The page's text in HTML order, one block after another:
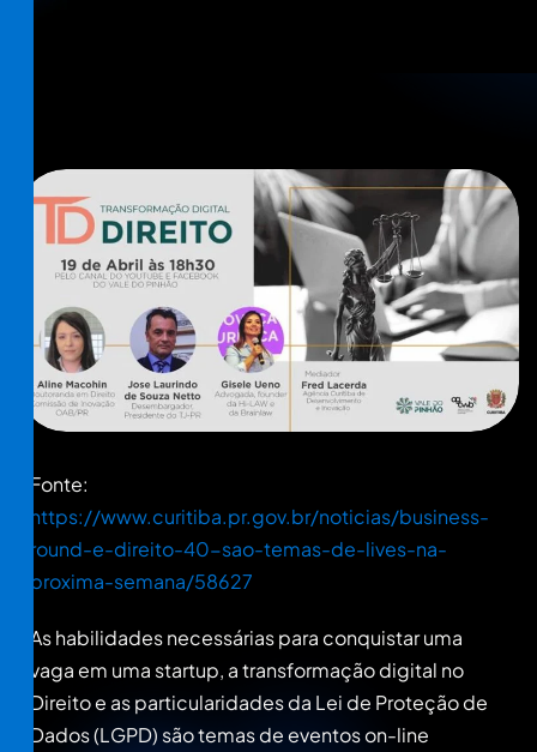
Fonte:
https://www.curitiba.pr.gov.br/noticias/business-
round-e-direito-40-sao-temas-de-lives-na-
proxima-semana/58627
As habilidades necessárias para conquistar uma
vaga em uma startup, a transformação digital no
Direito e as particularidades da Lei de Proteção de
Dados (LGPD) são temas de eventos on-line